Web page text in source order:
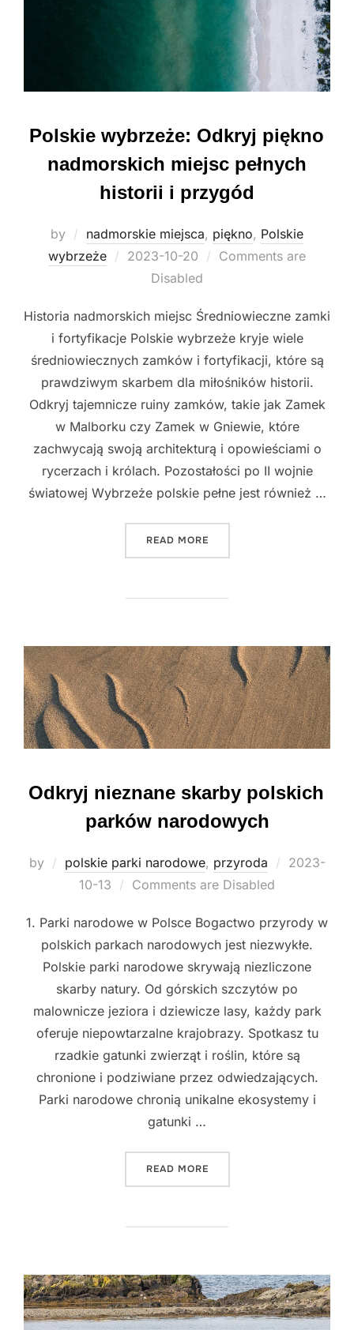
Polskie wybrzeże: Odkryj piękno
nadmorskich miejsc pełnych
historii i przygód
by nadmorskie miejsca, piękno, Polskie
wybrzeże
Posted
2023-10-20
Comments are
Disabled
Historia nadmorskich miejsc Średniowieczne zamki
i fortyfikacje Polskie wybrzeże kryje wiele
średniowiecznych zamków i fortyfikacji, które są
prawdziwym skarbem dla miłośników historii.
Odkryj tajemnicze ruiny zamków, takie jak Zamek
w Malborku czy Zamek w Gniewie, które
zachwycają swoją architekturą i opowieściami o
rycerzach i królach. Pozostałości po II wojnie
światowej Wybrzeże polskie pełne jest również …
READ MORE"POLSKIE WYBRZEŻE:
Odkryj nieznane skarby polskich
parków narodowych
by polskie parki narodowe, przyroda
Posted
2023-
10-13
Comments are Disabled
1. Parki narodowe w Polsce Bogactwo przyrody w
polskich parkach narodowych jest niezwykłe.
Polskie parki narodowe skrywają niezliczone
skarby natury. Od górskich szczytów po
malownicze jeziora i dziewicze lasy, każdy park
oferuje niepowtarzalne krajobrazy. Spotkasz tu
rzadkie gatunki zwierząt i roślin, które są
chronione i podziwiane przez odwiedzających.
Parki narodowe chronią unikalne ekosystemy i
gatunki …
READ MORE"ODKRYJ NIEZNANE